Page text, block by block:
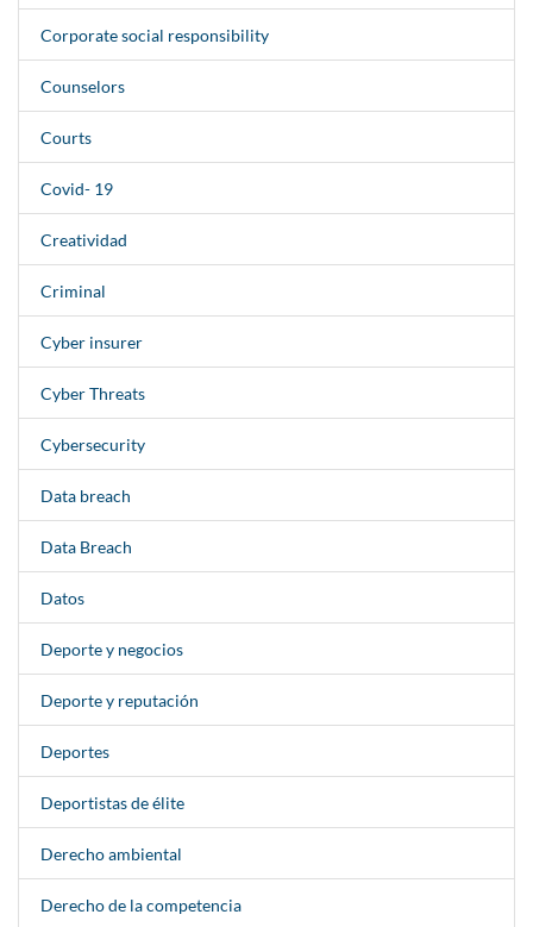
Corporate social responsibility
Counselors
Courts
Covid- 19
Creatividad
Criminal
Cyber insurer
Cyber Threats
Cybersecurity
Data breach
Data Breach
Datos
Deporte y negocios
Deporte y reputación
Deportes
Deportistas de élite
Derecho ambiental
Derecho de la competencia